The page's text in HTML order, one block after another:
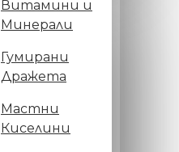
Витамини и
Минерали
Гумирани
Дражета
Мастни
Киселини